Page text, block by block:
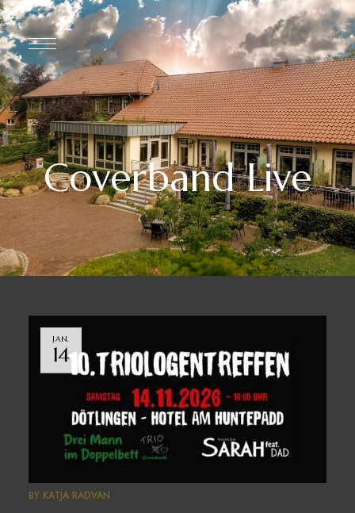
Coverband Live
JAN.
14
BY KATJA RADVAN